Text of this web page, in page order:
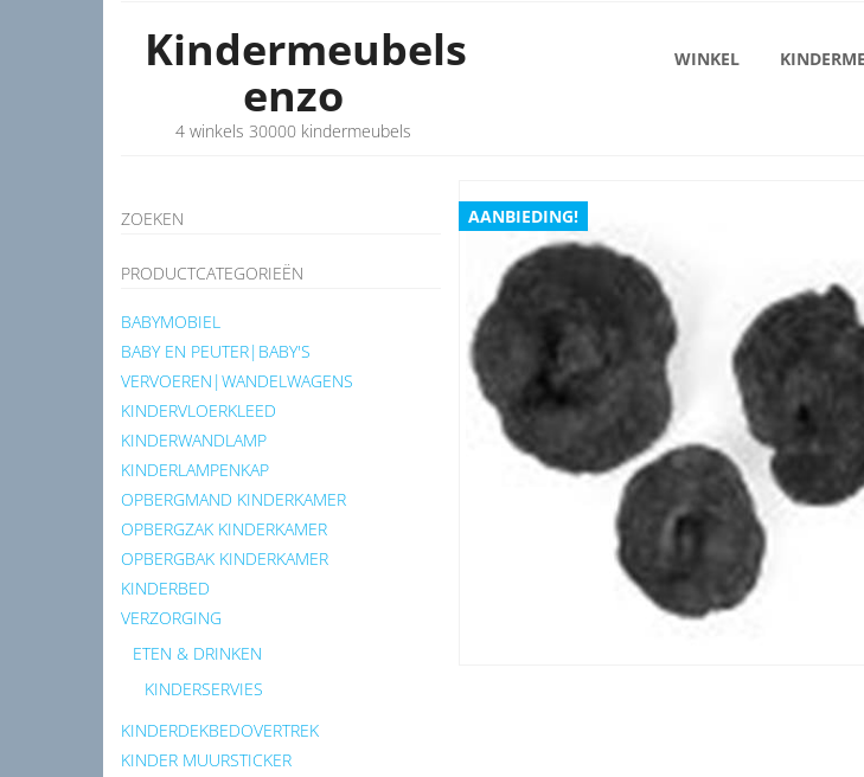
Kindermeubels
enzo
4 winkels 30000 kindermeubels
WINKEL
ZOEKEN
PRODUCTCATEGORIEËN
BABYMOBIEL
BABY EN PEUTER|BABY'S
VERVOEREN|WANDELWAGENS
KINDERVLOERKLEED
KINDERWANDLAMP
KINDERLAMPENKAP
OPBERGMAND KINDERKAMER
OPBERGZAK KINDERKAMER
OPBERGBAK KINDERKAMER
KINDERBED
VERZORGING
ETEN & DRINKEN
KINDERSERVIES
KINDERDEKBEDOVERTREK
KINDER MUURSTICKER
AANBIEDING!